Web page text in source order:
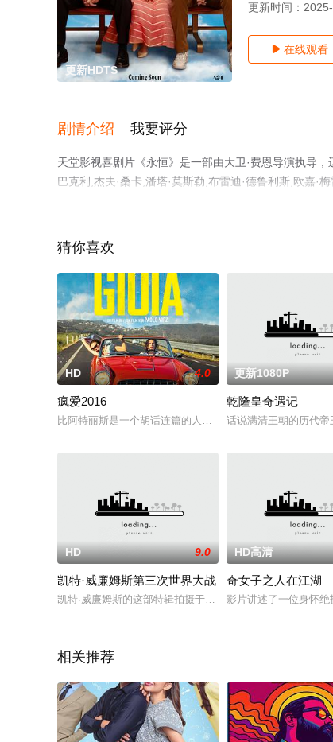
更新HDTS
更新时间：
 在线观看
剧情介绍 我要评分
天堂影视喜剧片《永恒》是一部由大卫·费恩导演执导，
巴克利,杰夫·桑卡,潘塔·莫斯勒,布雷迪·德鲁利斯,欧嘉·
蒂尔,巴里·普赖默斯,埃里克·高,露西·特恩布尔,大卫
猜你喜欢
HD 4.0
疯爱2016
比阿特丽斯是一个胡话连篇的人，自称是一个与世界各国的
更新1080P
乾隆皇奇遇记
话说满清王朝的历代
HD 9.0
凯特·威廉姆斯第三次世界大战
凯特·威廉姆斯的这部特辑拍摄于拉斯维加斯，就真相、谎
HD高清
奇女子之人在江湖
影片讲述了一位身怀
相关推荐